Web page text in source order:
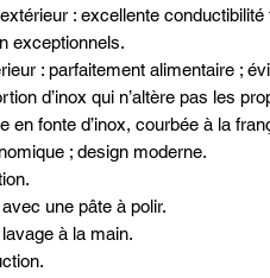
: excellente
exceptionnels.
: parfaitement alimentaire ;
d’inox qui n’altère pas les
en fonte d’inox, courbée à la
; design moderne.
une pâte à polir.
à la main.